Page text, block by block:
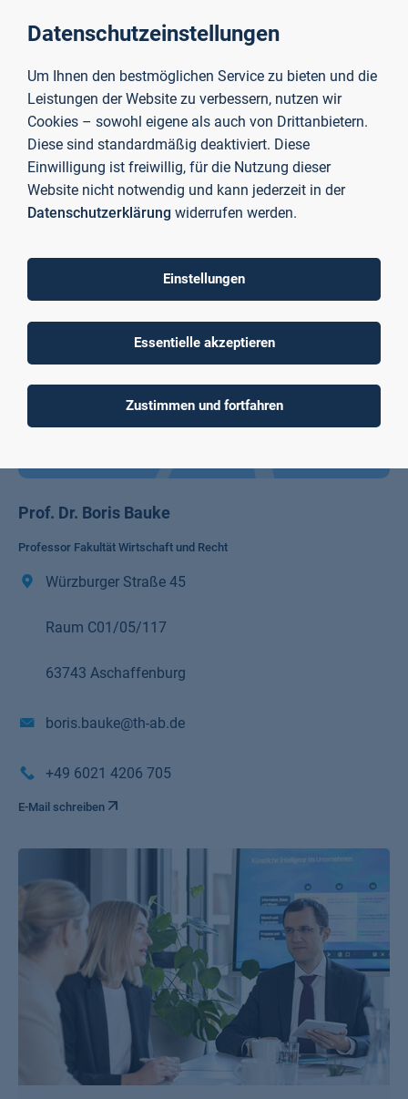
Gerne beraten wir dich ganz konkret zu genau deinen Fragen
zurGründungundBusiness Development- und das
vollkommen kostenlos. Wir halten verschiedene Angebote
für dich bereit, die dir auf deinem Weg in die Gründung helfen
sollen.
Wir freuen uns auf dich!
Prof. Dr. Boris Bauke
Professor Fakultät Wirtschaft und Recht
Würzburger Straße 45
Raum C01/05/117
63743 Aschaffenburg
boris.bauke@th-ab.de
+49 6021 4206 705
E-Mail schreiben
Datenschutzeinstellungen
Um Ihnen den bestmöglichen Service zu bieten und die
Leistungen der Website zu verbessern, nutzen wir
Cookies – sowohl eigene als auch von Drittanbietern.
Diese sind standardmäßig deaktiviert. Diese
Einwilligung ist freiwillig, für die Nutzung dieser
Website nicht notwendig und kann jederzeit in der
Datenschutzerklärung widerrufen werden.
Einstellungen
Essentielle akzeptieren
Zustimmen und fortfahren